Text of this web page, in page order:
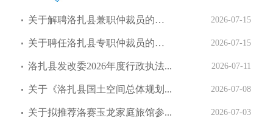
关于解聘洛扎县兼职仲裁员的公示 2026-07-15
关于聘任洛扎县专职仲裁员的公示 2026-07-15
洛扎县发改委2026年度行政执法... 2026-07-11
关于《洛扎县国土空间总体规划... 2026-07-08
关于拟推荐洛赛玉龙家庭旅馆参... 2026-07-03